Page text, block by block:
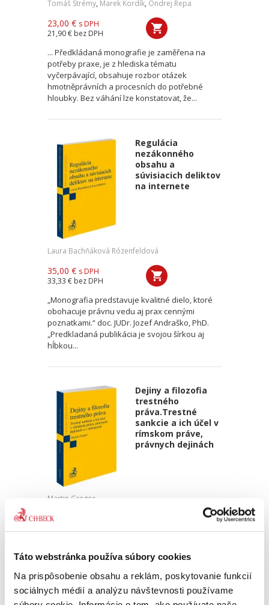
Táto webstránka používa súbory cookies
Na prispôsobenie obsahu a reklám, poskytovanie funkcií
sociálnych médií a analýzu návštevnosti používame
Tomáš Strémy, Marek Kordík, Ondrej Repa
23,00 € s DPH
21,90 € bez DPH
... Předkládaná monografie je zaměřena na
potřeby praxe, je z hlediska tématu
vyčerpávající, obsahuje rozbor otázek
hmotněprávních a procesních do potřebné
hloubky. Bez váhání lze konstatovat, že...
Regulácia
nezákonného
obsahu a
súvisiacich deliktov
na internete
Laura Bachňáková Rózenfeldová
35,00 € s DPH
33,33 € bez DPH
„Monografia predstavuje kvalitné dielo, ktoré
obohacuje právnu vedu aj prax cennými
poznatkami.“ doc. JUDr. Jozef Andraško, PhD.
„Predkladaná publikácia je svojou šírkou aj
hĺbkou...
Dejiny a filozofia
trestného
práva.Trestné
sankcie a ich účel v
rímskom práve,
právnych dejinách
Martin Gregor
49,00 €
práva sa nezaobíde bez skúmania jeho
filozofických a historických východísk.
Odnepamäti spoločnosť diskutovala najmä o
zmysle trestania, resp. o účele...